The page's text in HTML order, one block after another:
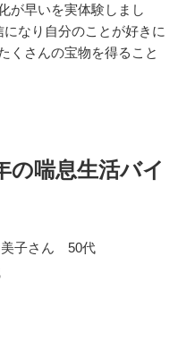
が早いを実体験しまし
なり自分のことが好きに
くさんの宝物を得ること
の喘息生活バイ
子さん 50代